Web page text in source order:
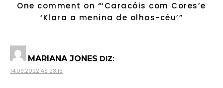
One comment on “‘Caracóis com Cores’e
‘Klara a menina de olhos-céu’”
MARIANA JONES DIZ:
14.09.2022 ÀS 23:13